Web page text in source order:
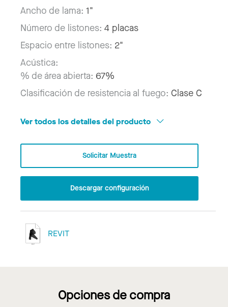
Ancho de lama: 1"
Número de listones: 4 placas
Espacio entre listones: 2"
Acústica:
% de área abierta: 67%
Clasificación de resistencia al fuego: Clase C
Ver todos los detalles del producto
Solicitar Muestra
Descargar configuración
REVIT
Opciones de compra